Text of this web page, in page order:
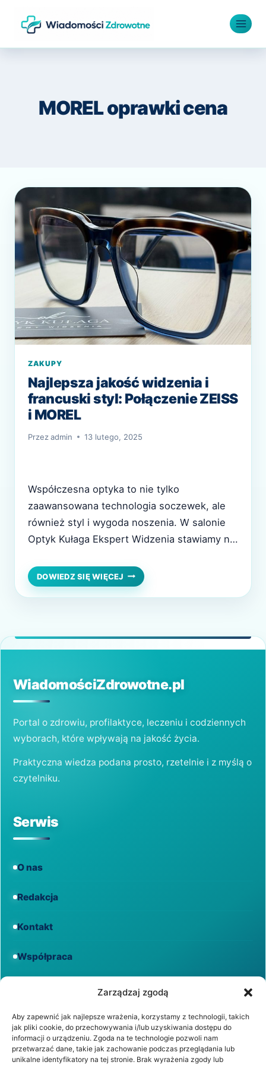
Zarządzaj zgodą
Aby zapewnić jak najlepsze wrażenia, korzystamy z technologii, takich
jak pliki cookie, do przechowywania i/lub uzyskiwania dostępu do
informacji o urządzeniu. Zgoda na te technologie pozwoli nam
przetwarzać dane, takie jak zachowanie podczas przeglądania lub
unikalne identyfikatory na tej stronie. Brak wyrażenia zgody lub
MOREL oprawki cena
ZAKUPY
Najlepsza jakość widzenia i
francuski styl: Połączenie ZEISS
i MOREL
Przezadmin 13 lutego, 2025
Współczesna optyka to nie tylko
zaawansowana technologia soczewek, ale
również styl i wygoda noszenia. W salonie
Optyk Kułaga Ekspert Widzenia stawiamy na
klientom unikalne połączenie niemieckiej
precyzji ZEISS z francuskim kunsztem
ponadczasowego designu. Doskonałe
DOWIEDZ SIĘ WIĘCEJ NAJLEPSZA
JAKOŚĆ
WIDZENIA
MOREL
WiadomościZdrowotne.pl
Portal o zdrowiu, profilaktyce, leczeniu i codziennych
wyborach, które wpływają na jakość życia.
Praktyczna wiedza podana prosto, rzetelnie i z myślą o
czytelniku.
Serwis
O nas
Redakcja
Kontakt
Współpraca
Regulamin